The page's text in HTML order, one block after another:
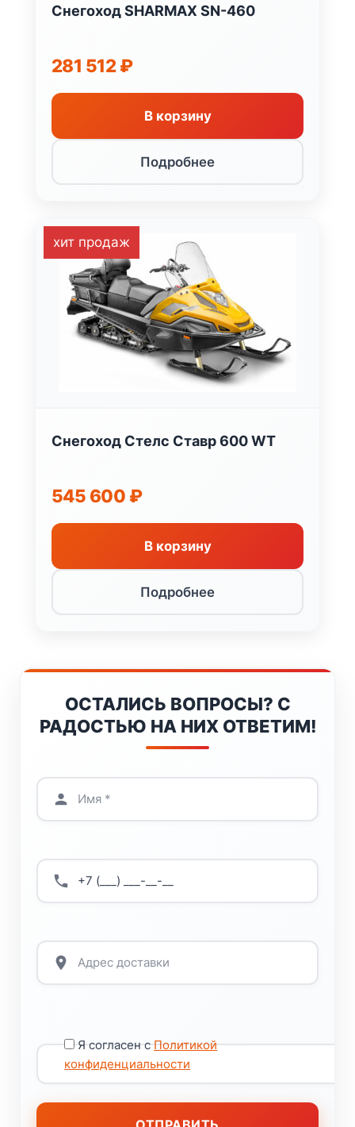
Снегоход SHARMAX SN-460
281 512₽
В корзину
Подробнее
хит продаж
Снегоход Стелс Ставр 600 WT
545 600 ₽
В корзину
Подробнее
ОСТАЛИСЬ ВОПРОСЫ? С
РАДОСТЬЮ НА НИХ ОТВЕТИМ!
Я согласен сПолитикой
конфиденциальности